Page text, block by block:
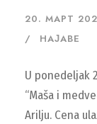
20. МАРТ
НАЈАВЕ
U ponedeljak
“Maša i
Arilju. Cena